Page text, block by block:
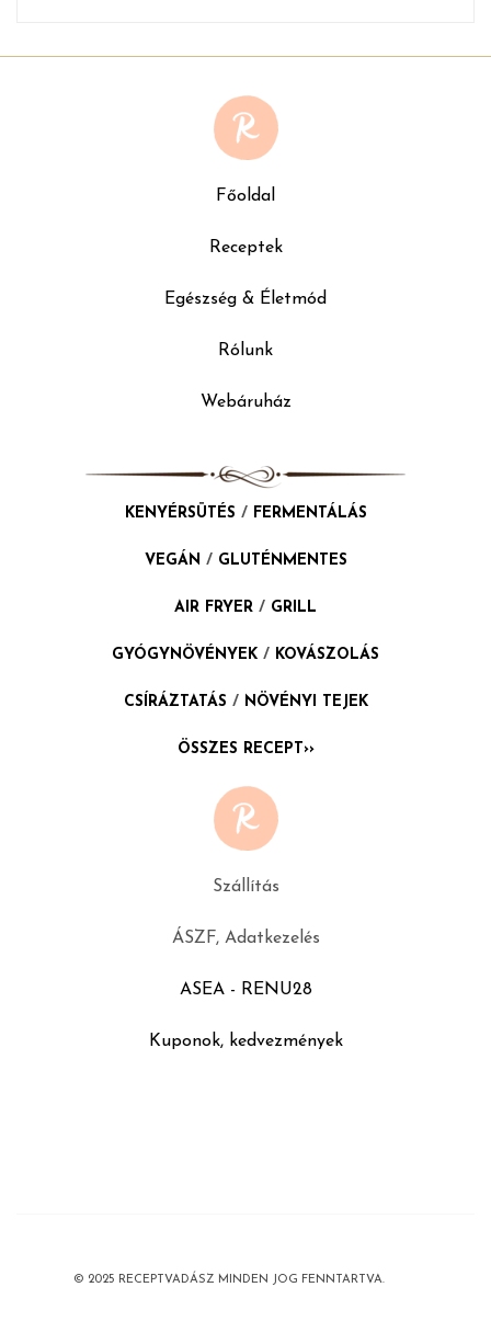
Főoldal
Receptek
Egészség & Életmód
Rólunk
Webáruház
KENYÉRSÜTÉS / FERMENTÁLÁS
VEGÁN / GLUTÉNMENTES
AIR FRYER / GRILL
GYÓGYNÖVÉNYEK / KOVÁSZOLÁS
CSÍRÁZTATÁS / NÖVÉNYI TEJEK
ÖSSZES RECEPT››
Szállítás
ÁSZF, Adatkezelés
ASEA - RENU28
Kuponok, kedvezmények
© 2025 RECEPTVADÁSZ MINDEN JOG FENNTARTVA.